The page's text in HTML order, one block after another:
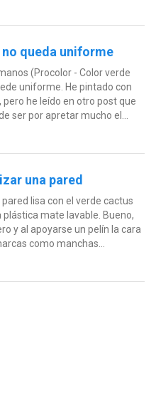
queda uniforme
(Procolor - Color verde
uniforme. He pintado con
he leído en otro post que
ser por apretar mucho el...
una pared
lisa con el verde cactus
mate lavable. Bueno,
y al apoyarse un pelín la cara
como manchas...